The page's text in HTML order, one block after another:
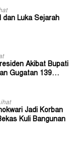
dan Luka Sejarah
Akibat Bupati
Gugatan 139
Jadi Korban
Kuli Bangunan